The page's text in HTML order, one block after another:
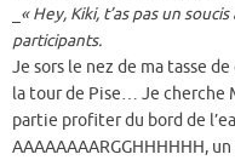
« Hey, Kiki, t’as pas un
participants.
Je sors le nez de ma tasse
la tour de Pise… Je cherche
partie profiter du bord de
AAAAAAAARGGHHHHHH,